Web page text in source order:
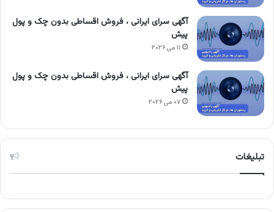
آگهی سرای ایرانی ، فروش اقساطی بدون چک و پول
پیش
۱۱ می ۲۰۲۶
آگهی سرای ایرانی ، فروش اقساطی بدون چک و پول
پیش
۰۷ می ۲۰۲۶
تبلیغات